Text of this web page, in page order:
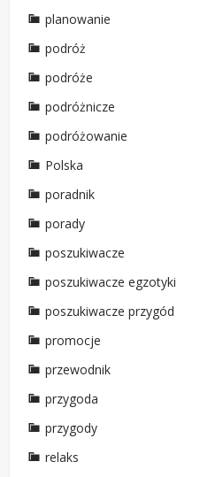
planowanie
podróż
podróże
podróżnicze
podróżowanie
Polska
poradnik
porady
poszukiwacze
poszukiwacze egzotyki
poszukiwacze przygód
promocje
przewodnik
przygoda
przygody
relaks